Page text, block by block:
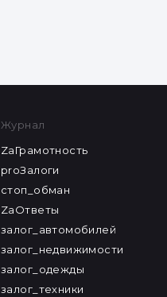
Журнал
ZaГрамотность
proЗалоги
стоп_обман
ZaОтветы
залог_автомобилей
залог_недвижимости
залог_одежды
залог_техники